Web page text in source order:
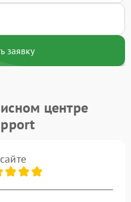
заявку
центре